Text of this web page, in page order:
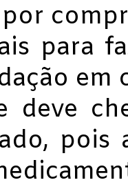
para
em
deve